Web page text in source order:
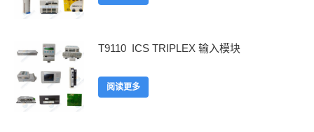
T9110 ICS TRIPLEX 输入模块
阅读更多